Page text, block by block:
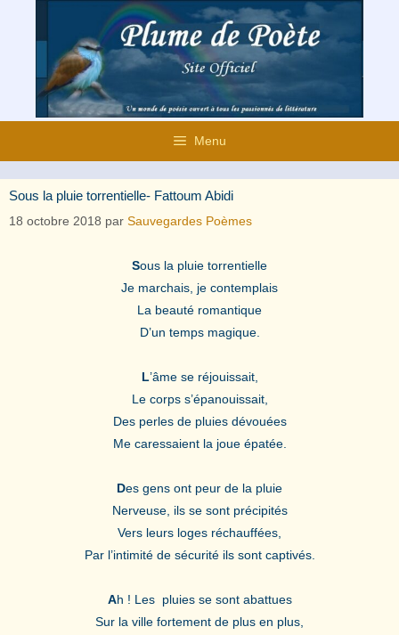
contenu
Menu
Sous la pluie torrentielle- Fattoum Abidi
18 octobre 2018 par Sauvegardes Poèmes
Sous la pluie torrentielle
Je marchais, je contemplais
La beauté romantique
D’un temps magique.
L’âme se réjouissait,
Le corps s’épanouissait,
Des perles de pluies dévouées
Me caressaient la joue épatée.
Des gens ont peur de la pluie
Nerveuse, ils se sont précipités
Vers leurs loges réchauffées,
Par l’intimité de sécurité ils sont captivés.
Ah ! Les pluies se sont abattues
Sur la ville fortement de plus en plus,